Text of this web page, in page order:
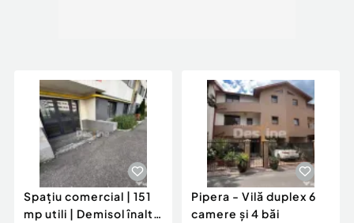
Spațiu comercial | 151
mp utili | Demisol înalt |
Pipera - Vilă duplex 6
camere și 4 băi